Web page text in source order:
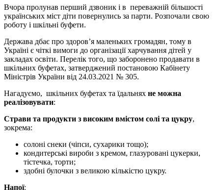
Вчора пролунав перший дзвоник і в переважній більшості
українських міст діти повернулись за парти. Розпочали свою
роботу і шкільні буфети.
Держава дбає про здоров’я маленьких громадян, тому в
Україні є чіткі вимоги до організації харчування дітей у
закладах освіти. Перелік того, що заборонено продавати в
шкільних буфетах, затверджений постановою Кабінету
Міністрів України від 24.03.2021 № 305.
Нагадуємо, шкільних буфетах та їдальнях не можна
реалізовувати:
Страви та продукти з високим вмістом солі та цукру,
зокрема:
солоні снеки (чіпси, сухарики тощо);
кондитерські вироби з кремом, глазуровані цукерки,
тістечка, торти;
здобні булочки з великою кількістю цукру.
Напої: